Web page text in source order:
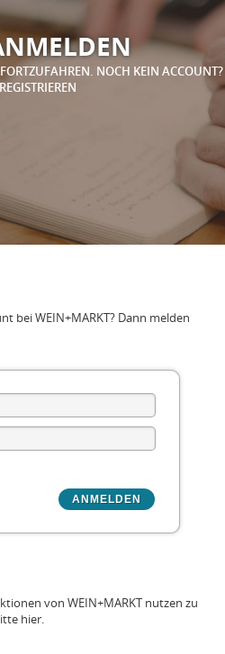
NOCH KEIN ACCOUNT?
bei WEIN+MARKT? Dann melden
von WEIN+MARKT nutzen zu
hier.